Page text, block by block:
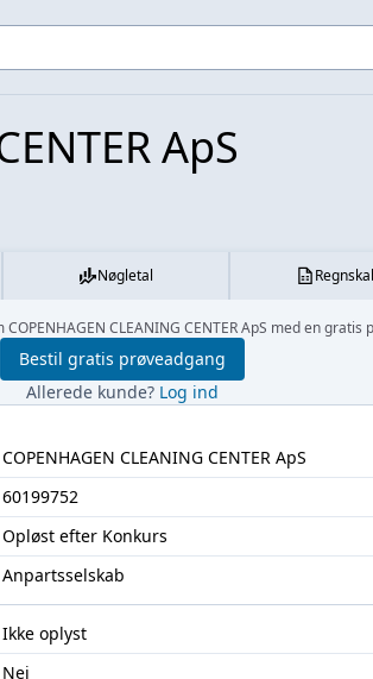
ApS
Nøgletal
CLEANING CENTER ApS med en gratis
Bestil gratis prøveadgang
Allerede kunde? Log ind
COPENHAGEN CLEANING CENTER ApS
60199752
Opløst efter Konkurs
Anpartsselskab
Ikke oplyst
Nej